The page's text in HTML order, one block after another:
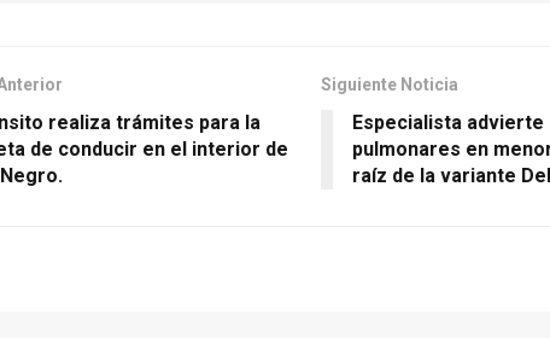
realiza trámites para la
de conducir en el interior de
Siguiente Noticia
Especialista
pulmonares en
raíz de la variante